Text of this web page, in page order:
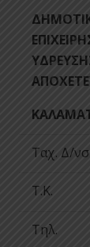
Ταχ. Δ/
Τ.Κ.
Τηλ.